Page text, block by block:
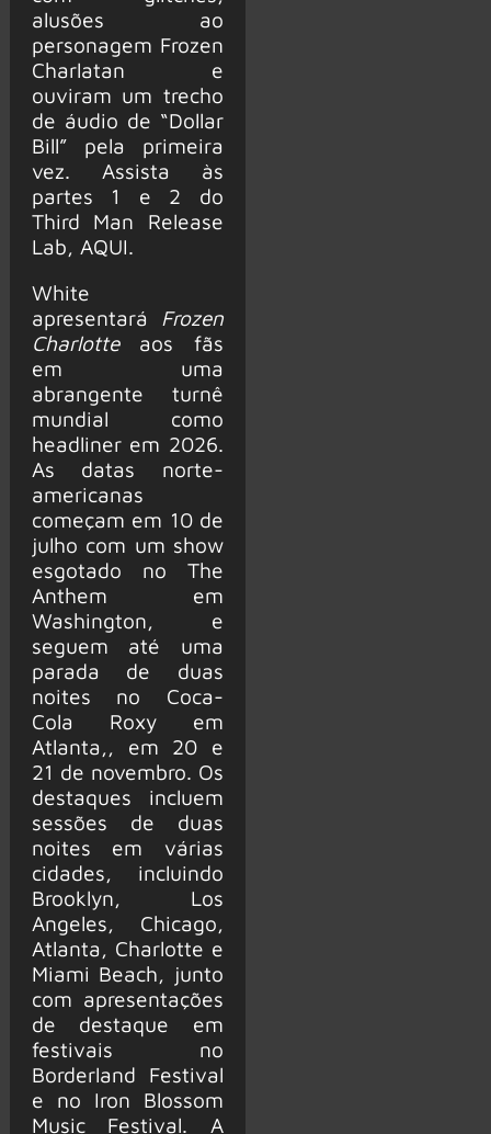
alusões ao
personagem Frozen
Charlatan e
ouviram um trecho
de áudio de “Dollar
Bill” pela primeira
vez. Assista às
partes 1 e 2 do
Third Man Release
Lab, AQUI.
White
apresentará Frozen
Charlotteaos fãs
em uma
abrangente turnê
mundial como
headliner em 2026.
As datas norte-
americanas
começam em 10 de
julho com um show
esgotado no The
Anthem em
Washington, e
seguem até uma
parada de duas
noites no Coca-
Cola Roxy em
Atlanta,, em 20 e
21 de novembro. Os
destaques incluem
sessões de duas
noites em várias
cidades, incluindo
Brooklyn, Los
Angeles, Chicago,
Atlanta, Charlotte e
Miami Beach, junto
com apresentações
de destaque em
festivais no
Borderland Festival
e no Iron Blossom
Music Festival. A